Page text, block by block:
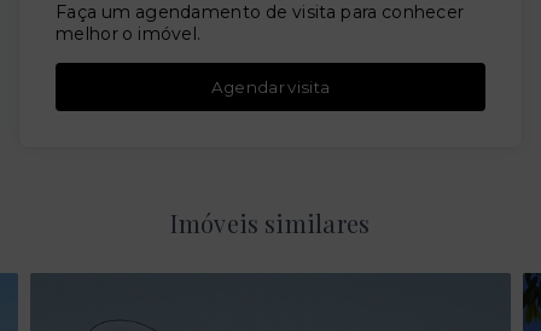
Faça um agendamento de visita para conhecer
melhor o imóvel.
Agendar visita
Imóveis similares